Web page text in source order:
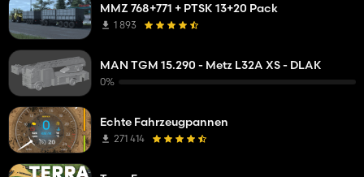
MMZ 768+771 + PTSK 13+20 Pack
1 893
MAN TGM 15.290 - Metz L32A XS - DLAK
0%
Echte Fahrzeugpannen
271 414